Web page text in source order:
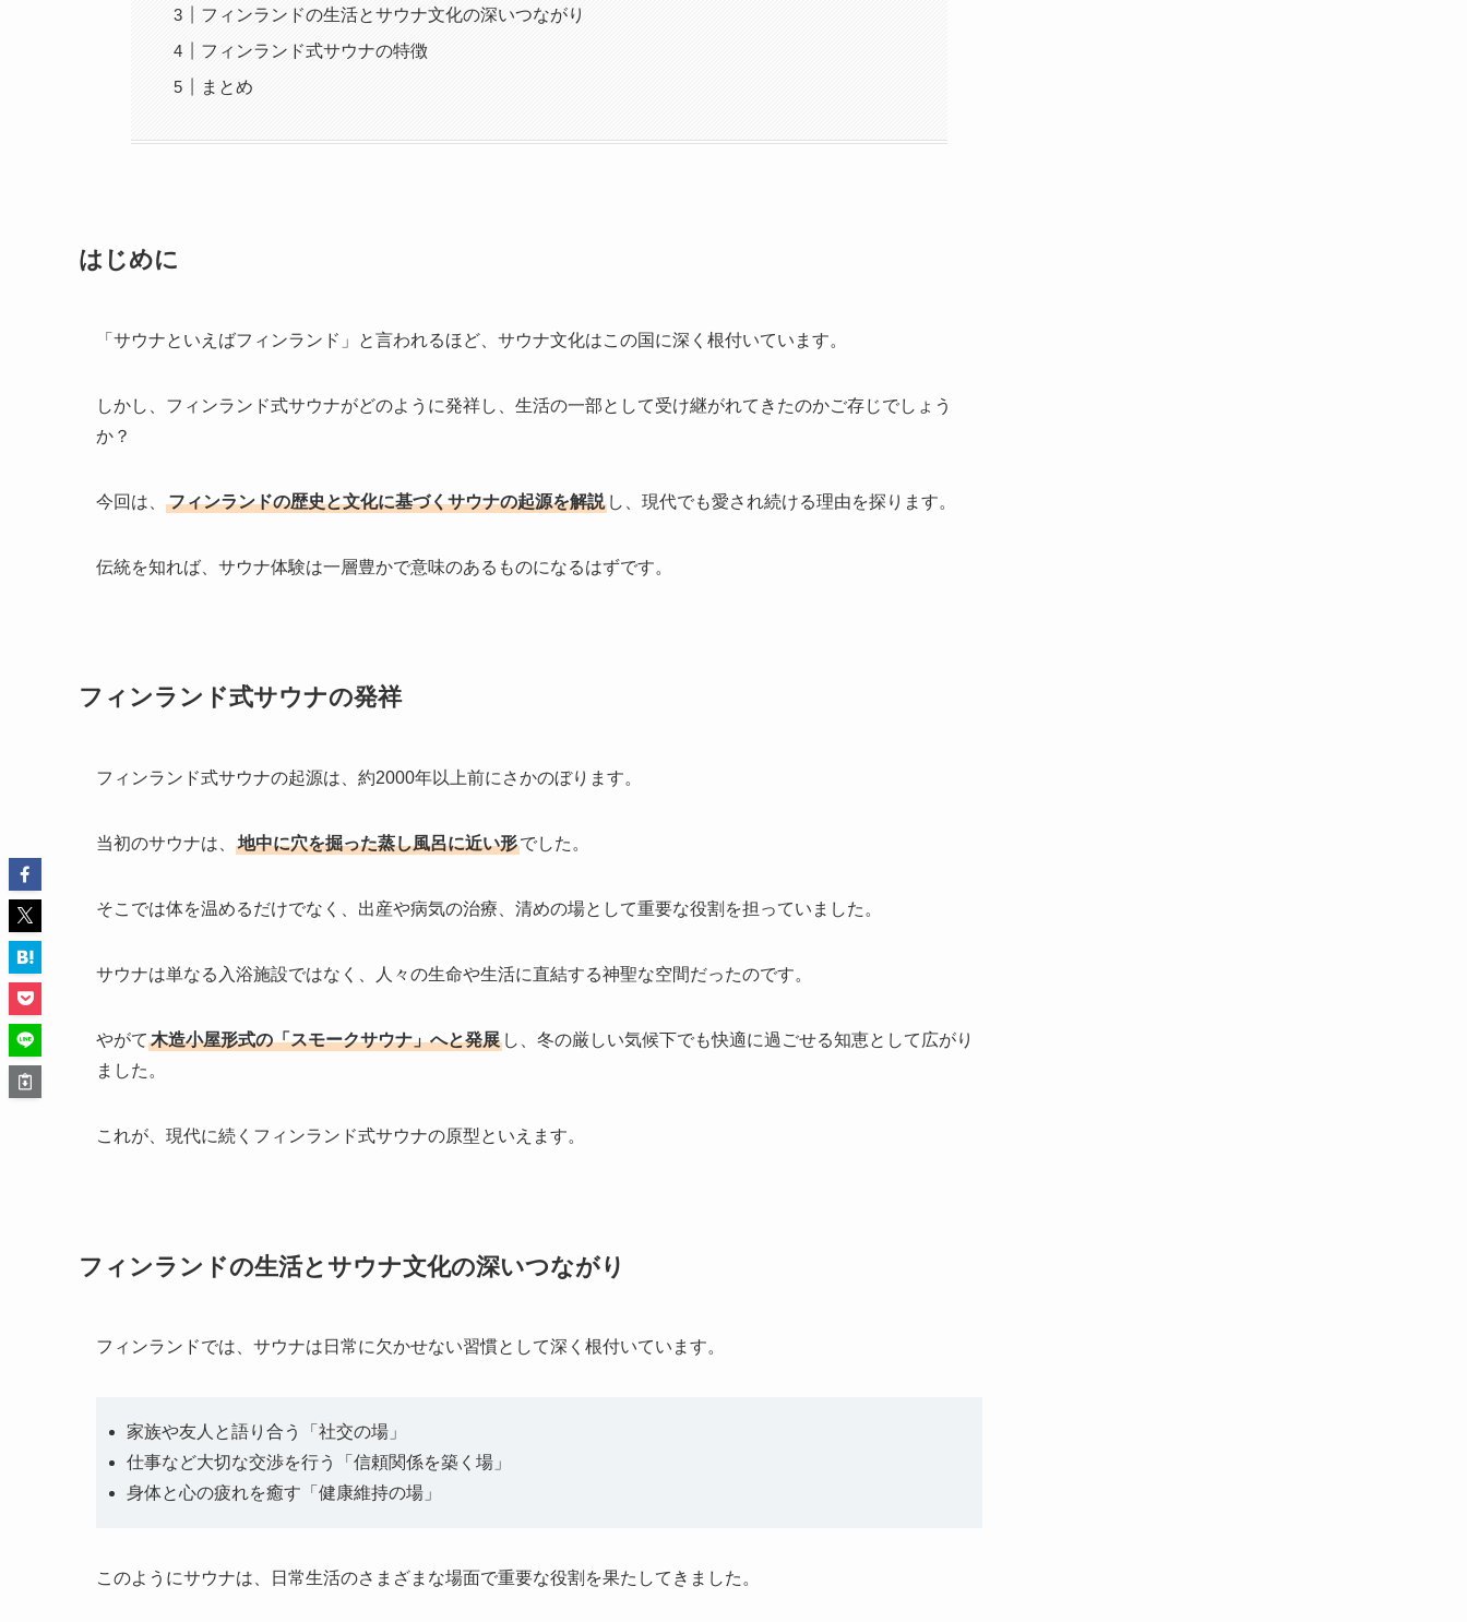
フィンランドの生活とサウナ文化の深いつながり
フィンランド式サウナの特徴
まとめ
はじめに
「サウナといえばフィンランド」と言われるほど、サウナ文化はこの国に深く根付いています。
しかし、フィンランド式サウナがどのように発祥し、生活の一部として受け継がれてきたのかご存じでしょう
か？
今回は、 フィンランドの歴史と文化に基づくサウナの起源を解説 し、現代でも愛され続ける理由を探ります。
伝統を知れば、サウナ体験は一層豊かで意味のあるものになるはずです。
フィンランド式サウナの発祥
フィンランド式サウナの起源は、約2000年以上前にさかのぼります。
当初のサウナは、 地中に穴を掘った蒸し風呂に近い形でした。
そこでは体を温めるだけでなく、出産や病気の治療、清めの場として重要な役割を担っていました。
サウナは単なる入浴施設ではなく、人々の生命や生活に直結する神聖な空間だったのです。
やがて 木造小屋形式の「スモークサウナ」へと発展 し、冬の厳しい気候下でも快適に過ごせる知恵として広がり
ました。
これが、現代に続くフィンランド式サウナの原型といえます。
フィンランドの生活とサウナ文化の深いつながり
フィンランドでは、サウナは日常に欠かせない習慣として深く根付いています。
家族や友人と語り合う「社交の場」
仕事など大切な交渉を行う「信頼関係を築く場」
身体と心の疲れを癒す「健康維持の場」
このようにサウナは、日常生活のさまざまな場面で重要な役割を果たしてきました。